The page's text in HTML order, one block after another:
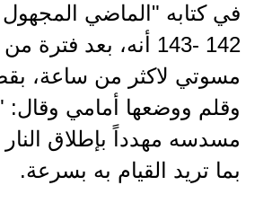
في كتابه "الماضي
142 -143 أنه،
وقلم ووضعها أمامي
مسدسه مهدداً بإطلاق
بما تريد القيام به بسرعة.